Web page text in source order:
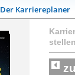
Der Karriereplaner